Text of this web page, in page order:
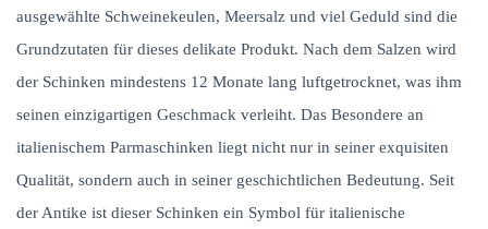
ausgewählte Schweinekeulen, Meersalz und viel Geduld sind die
Grundzutaten für dieses delikate Produkt. Nach dem Salzen wird
der Schinken mindestens 12 Monate lang luftgetrocknet, was ihm
seinen einzigartigen Geschmack verleiht. Das Besondere an
italienischem Parmaschinken liegt nicht nur in seiner exquisiten
Qualität, sondern auch in seiner geschichtlichen Bedeutung. Seit
der Antike ist dieser Schinken ein Symbol für italienische